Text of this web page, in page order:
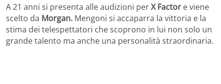
A 21 anni si presenta alle audizioni perX Factor e viene
scelto da Morgan. Mengoni si accaparra la vittoria e la
stima dei telespettatori che scoprono in lui non solo un
grande talento ma anche una personalità straordinaria.